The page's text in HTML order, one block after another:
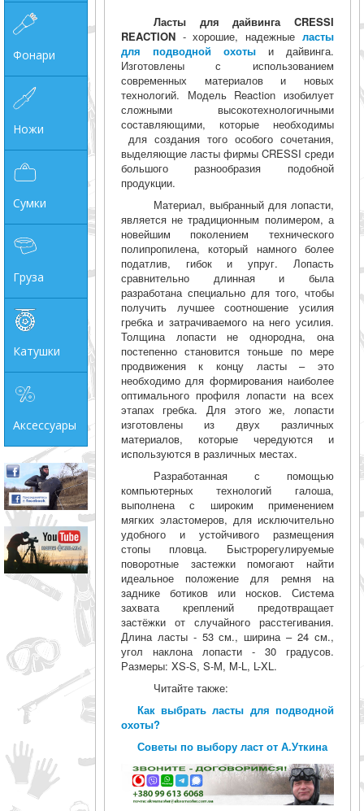
Фонари
Ножи
Сумки
Груза
Катушки
Аксессуары
Ласты для дайвинга CRESSI
REACTION - хорошие, надежныеласты
для подводной охотыи дайвинга.
Изготовлены с использованием
современных материалов и новых
технологий. Модель Reaction изобилует
сложными высокотехнологичными
составляющими, которые необходимы
для создания того особого сочетания,
выделяющие ласты фирмы CRESSI среди
большого разнообразия подобной
продукции.
Материал, выбранный для лопасти,
является не традиционным полимером, а
новейшим поколением технического
полипропилена, который намного более
податлив, гибок и упруг. Лопасть
сравнительно длинная и была
разработана специально для того, чтобы
получить лучшее соотношение усилия
гребка и затрачиваемого на него усилия.
Толщина лопасти не однородна, она
постепенно становится тоньше по мере
продвижения к концу ласты – это
необходимо для формирования наиболее
оптимального профиля лопасти на всех
этапах гребка. Для этого же, лопасти
изготовлены из двух различных
материалов, которые чередуются и
используются в различных местах.
Разработанная с помощью
компьютерных технологий галоша,
выполнена с широким применением
мягких эластомеров, для исключительно
удобного и устойчивого размещения
стопы пловца. Быстрорегулируемые
поворотные застежки помогают найти
идеальное положение для ремня на
заднике ботиков или носков. Система
захвата креплений предотвращает
застёжки от случайного расстегивания.
Длина ласты - 53 см., ширина – 24 см.,
угол наклона лопасти - 30 градусов.
Размеры: XS-S, S-M, M-L, L-XL.
Читайте также:
Как выбрать ласты для подводной
охоты?
Советы по выбору ласт от А.Уткина